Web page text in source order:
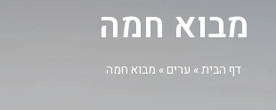
מבוא חמה
דף הבית» ערים » מבוא חמה